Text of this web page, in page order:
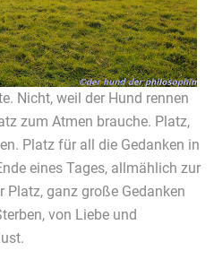
Nicht, weil der Hund rennen
zum Atmen brauche. Platz,
Platz für all die Gedanken in
eines Tages, allmählich zur
Platz, ganz große Gedanken
von Liebe und